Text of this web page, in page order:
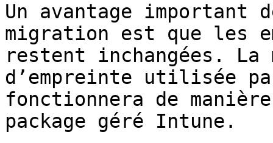
Un avantage important
migration est que les
restent inchangées. La
d’empreinte utilisée
fonctionnera de
package géré Intune.